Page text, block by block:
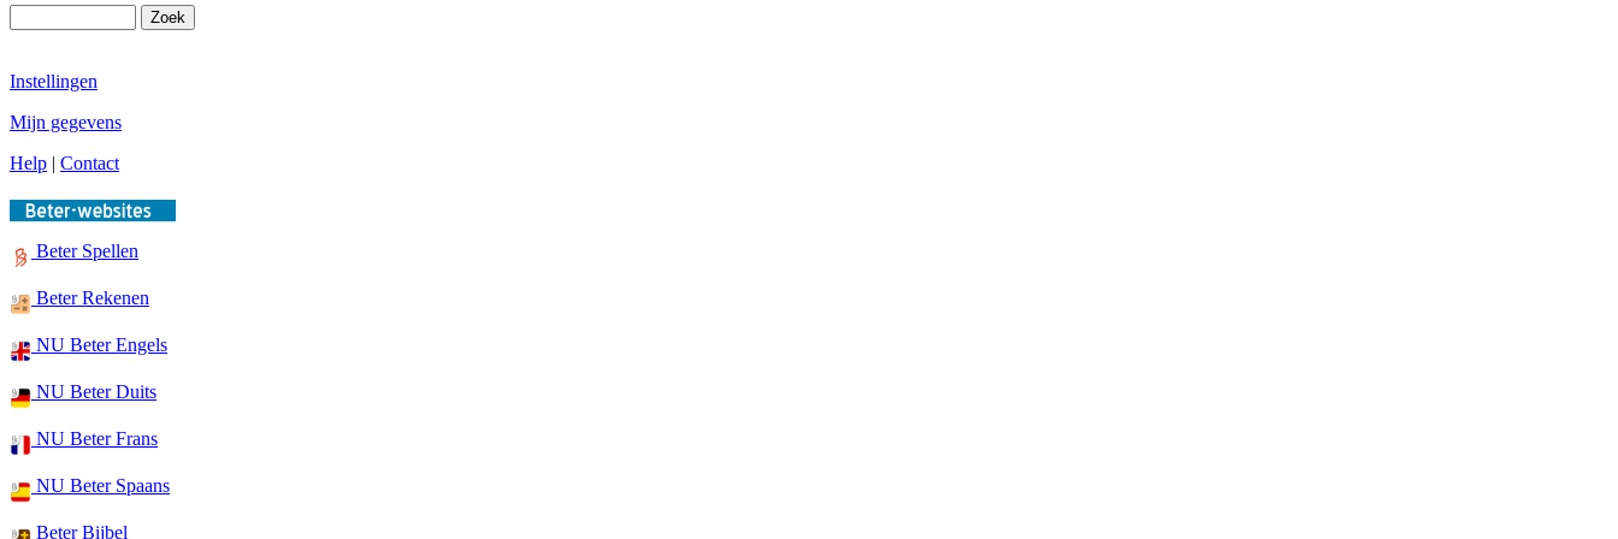
Instellingen
Mijn gegevens
Help | Contact
Beter Spellen
Beter Rekenen
NU Beter Engels
NU Beter Duits
NU Beter Frans
NU Beter Spaans
Beter Bijbel